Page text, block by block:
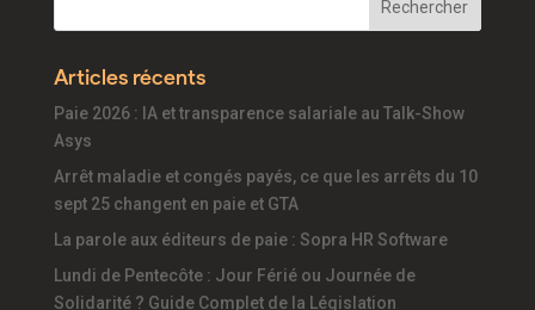
Articles récents
Paie 2026 : IA et transparence salariale au Talk-Show
Asys
Arrêt maladie et congés payés, ce que les arrêts du 10
sept 25 changent en paie et GTA
La parole aux éditeurs de paie : Sopra HR Software
Lundi de Pentecôte : Jour Férié ou Journée de
Solidarité ? Guide Complet de la Législation